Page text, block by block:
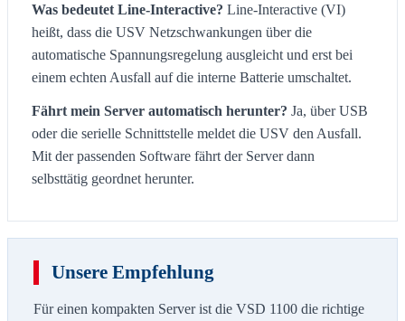
Was bedeutet Line-Interactive? Line-Interactive (VI)
heißt, dass die USV Netzschwankungen über die
automatische Spannungsregelung ausgleicht und erst bei
einem echten Ausfall auf die interne Batterie umschaltet.
Fährt mein Server automatisch herunter? Ja, über USB
oder die serielle Schnittstelle meldet die USV den Ausfall.
Mit der passenden Software fährt der Server dann
selbsttätig geordnet herunter.
Unsere Empfehlung
Für einen kompakten Server ist die VSD 1100 die richtige